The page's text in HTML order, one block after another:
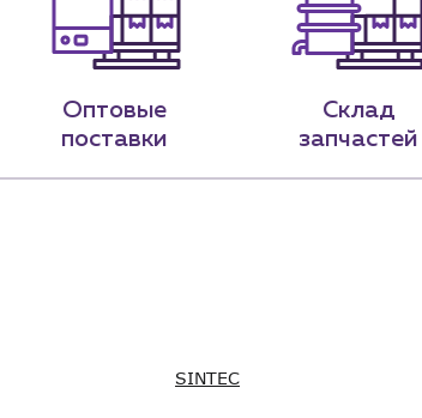
Оптовые
поставки
Склад
запчастей
SINTEC